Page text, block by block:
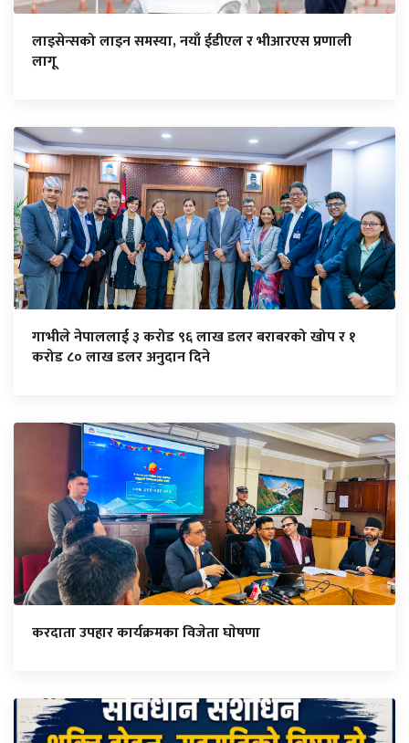
लाइसेन्सको लाइन समस्या, नयाँ ईडीएल र भीआरएस प्रणाली
लागू
गाभीले नेपाललाई ३ करोड ९६ लाख डलर बराबरको खोप र १
करोड ८० लाख डलर अनुदान दिने
करदाता उपहार कार्यक्रमका विजेता घाेषणा